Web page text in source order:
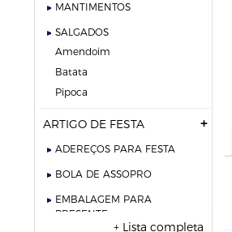
MANTIMENTOS
SALGADOS
amendoim
batata
pipoca
ARTIGO DE FESTA
ADEREÇOS PARA FESTA
BOLA DE ASSOPRO
EMBALAGEM PARA
PRESENTE
+ Lista completa